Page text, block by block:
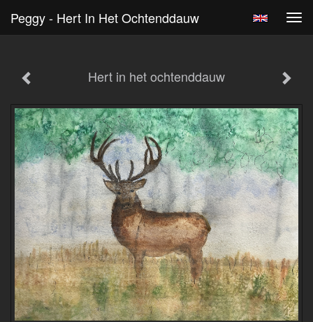
Peggy - Hert In Het Ochtenddauw
Hert in het ochtenddauw